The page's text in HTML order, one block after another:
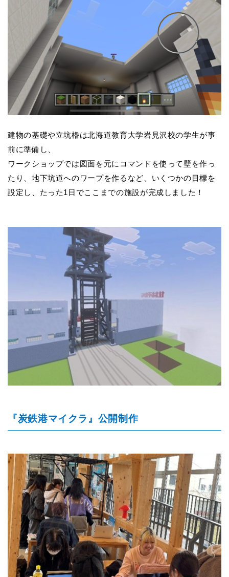
建物の基礎や立坑櫓は北海道教育大学岩見沢校の学生が事
前に準備し、
ワークショップでは図面を元にコマンドを使って壁を作っ
たり、地下坑道へのワープを作るなど、いくつかの目標を
設定し、たった1日でここまでの施設が完成しました！
『炭鉄港マイクラ』公開制作